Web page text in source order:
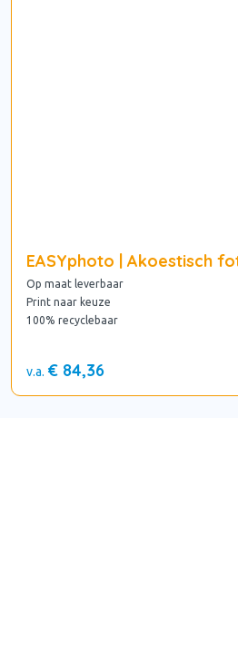
EASYphoto | Akoestisch
Op maat leverbaar
Print naar keuze
100% recyclebaar
v.a. € 84,36